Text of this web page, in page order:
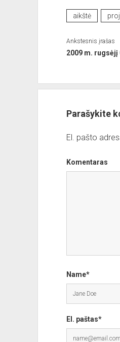
aikštė
Ankstesnis įrašas
2009 m. rugsėjį
Parašykite
El. pašto
Komentaras
Name*
El. paštas*